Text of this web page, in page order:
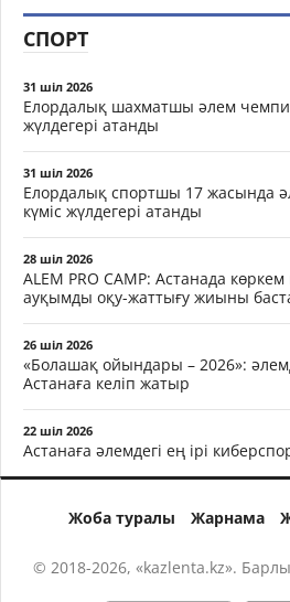
СПОРТ
31 шіл 2026
Елордалық шахматшы әлем
жүлдегері атанды
31 шіл 2026
Елордалық спортшы 17 жасында
күміс жүлдегері атанды
28 шіл 2026
ALEM PRO CAMP: Астанада
ауқымды оқу-жаттығу жиыны
26 шіл 2026
«Болашақ ойындары – 2026»:
Астанаға келіп жатыр
22 шіл 2026
Астанаға әлемдегі ең ірі
Жоба туралы Жарнама
© 2018-2026, «kazlenta.kz».